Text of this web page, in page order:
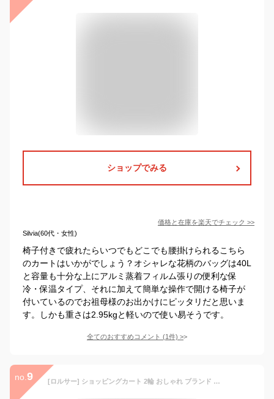
ショップでみる
価格と在庫を楽天でチェック >>
Silvia(60代・女性)
椅子付きで疲れたらいつでもどこでも腰掛けられるこちら
のカートはいかがでしょう？オシャレな花柄のバッグは40L
と容量も十分な上にアルミ蒸着フィルム張りの便利な保
冷・保温タイプ、それに加えて簡単な操作で開ける椅子が
付いているのでお祖母様のお出かけにピッタリだと思いま
す。しかも重さは2.95kgと軽いので使い易そうです。
全てのおすすめコメント (1件) >
no. 9 [ロルサー] ショッピングカート 2輪 おしゃれ ブランド 軽い 静か 20133-14001 20133-14002 ROLSER nananoel 静音 軽量 キャリーカート キャリーバッグ 買い物キャリー 折りたたみ コンパクト 【210】ブラック